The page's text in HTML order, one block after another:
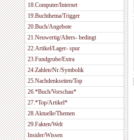
18.Computer/Internet
19.Buchthema/Trigger
20.Buch/Angebote
21.Neuwertig/Alters- bedingt
22.Artikel/Lager- spur
23.Fundgrube/Extra
24.Zahlen/Nr./Symbolik
25.Nachdenkseiten/Top
26.*Buch/Vorschau*
27.*Top/Artikel*
28.Aktuelle/Themen
29.Fakten/Welt
Insider/Wissen